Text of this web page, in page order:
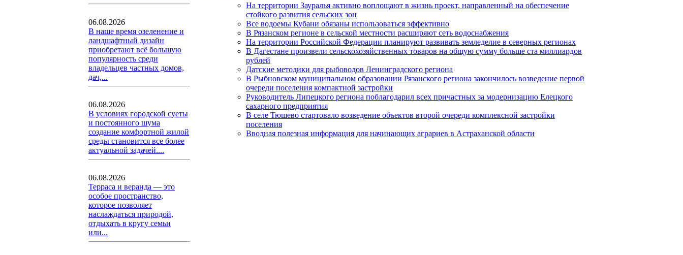
06.08.2026
В наше время озеленение и
ландшафтный дизайн
приобретают всё большую
популярность среди
владельцев частных домов,
дач,...
06.08.2026
В условиях городской суеты
и постоянного шума
создание комфортной жилой
среды становится все более
актуальной задачей....
06.08.2026
Терраса и веранда — это
особое пространство,
которое позволяет
наслаждаться природой,
отдыхать в кругу семьи
или...
На территории Зауралья активно воплощают в жизнь проект, направленный на обеспечение
стойкого развития сельских зон
Все водоемы Кубани обязаны использоваться эффективно
В Рязанском регионе в сельской местности расширяют сеть водоснабжения
На территории Российской Федерации планируют развивать земледелие в северных регионах
В Дагестане произвели сельскохозяйственных товаров на общую сумму больше ста миллиардов
рублей
Датские методики для рыбоводов Ленинградского региона
В Рыбновском муниципальном образовании Рязанского региона закончилось возведение первой
очереди поселения компактной застройки
Руководитель Липецкого региона поблагодарил всех причастных за модернизацию Елецкого
сахарного предприятия
В селе Тюшево стартовало возведение объектов второй очереди комплексной застройки
поселения
Вводная полезная информация для начинающих аграриев в Астраханской области